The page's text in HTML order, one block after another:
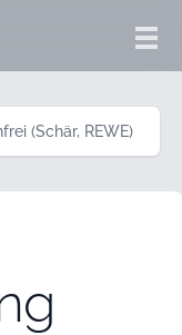
(Schär, REWE)